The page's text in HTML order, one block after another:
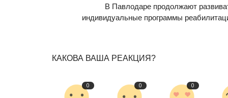
В Павлодаре продолжают
индивидуальные программы
КАКОВА ВАША РЕАКЦИЯ?
0 0 0
десант
пожары, грозят спалить лес.